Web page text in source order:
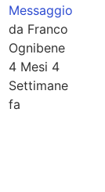
Messaggio
da Franco
Ognibene
4 Mesi 4
Settimane
fa